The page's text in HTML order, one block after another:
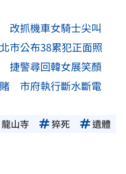
改抓機車女騎士尖叫
市公布38累犯正面照
捷警尋回韓女展笑顏
市府執行斷水斷電
龍山寺 猝死 遺體